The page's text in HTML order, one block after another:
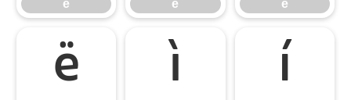
è é ê
ë ì í